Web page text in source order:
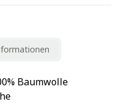
Baumwolle